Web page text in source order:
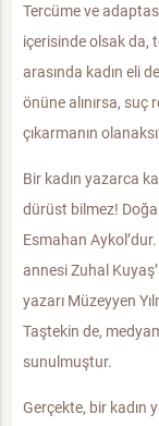
Tercüme ve
içerisinde olsak da,
arasında kadın eli
önüne alınırsa, suç
çıkarmanın
Bir kadın yazarca
dürüst bilmez!
Esmahan
annesi Zuhal
yazarı Müzeyyen
Taştekin de,
sunulmuştur.
Gerçekte, bir kadın